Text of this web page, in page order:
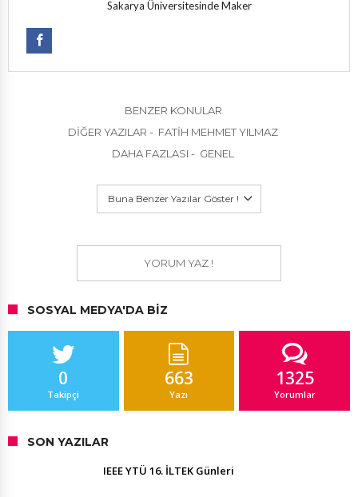
Sakarya Üniversitesinde Maker
BENZER KONULAR
DIĞER YAZILAR - FATIH MEHMET YILMAZ
DAHA FAZLASI - GENEL
Buna Benzer Yazılar Göster !
YORUM YAZ !
SOSYAL MEDYA'DA BIZ
0
Takipçi
663
Yazı
1325
Yorumlar
SON YAZILAR
IEEE YTÜ 16. İLTEK Günleri